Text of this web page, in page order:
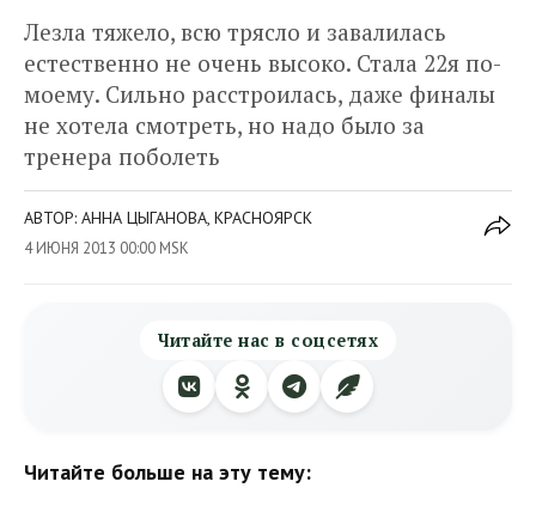
Лезла тяжело, всю трясло и завалилась
естественно не очень высоко. Стала 22я по-
моему. Сильно расстроилась, даже финалы
не хотела смотреть, но надо было за
тренера поболеть
АВТОР: АННА ЦЫГАНОВА, КРАСНОЯРСК
4 ИЮНЯ 2013 00:00 MSK
Читайте нас в соцсетях
Читайте больше на эту тему: